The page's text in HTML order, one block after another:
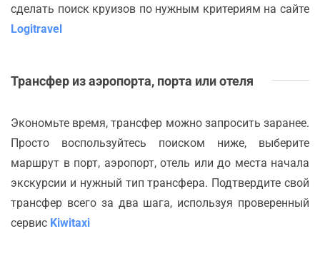
сделать поиск круизов по нужным критериям на сайте
Logitravel
Трансфер из аэропорта, порта или отеля
Экономьте время, трансфер можно запросить заранее.
Просто воспользуйтесь поиском ниже, выберите
маршрут в порт, аэропорт, отель или до места начала
экскурсии и нужный тип трансфера. Подтвердите свой
трансфер всего за два шага, используя проверенный
сервис Kiwitaxi